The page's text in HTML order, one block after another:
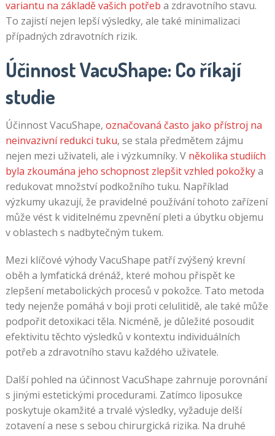
variantu na základě vašich potřeb a zdravotního stavu.
To zajistí nejen lepší výsledky, ale také minimalizaci
případných zdravotních rizik.
Účinnost VacuShape: Co říkají
studie
Účinnost VacuShape, označovaná často jako přístroj na
neinvazivní redukci tuku, se stala předmětem zájmu
nejen mezi uživateli, ale i výzkumníky. V několika studiích
byla zkoumána jeho schopnost zlepšit vzhled pokožkya
redukovat množství podkožního tuku. Například
výzkumy ukazují, že pravidelné používání tohoto zařízení
může vést k viditelnému zpevnění pleti a úbytku objemu
v oblastech s nadbytečným tukem.
Mezi klíčové výhody VacuShape patří zvýšený krevní
oběh a lymfatická drénáž, které mohou přispět ke
zlepšení metabolických procesů v pokožce. Tato metoda
tedy nejenže pomáhá v boji proti celulitidě, ale také může
podpořit detoxikaci těla. Nicméně, je důležité posoudit
efektivitu těchto výsledků v kontextu individuálních
potřeb a zdravotního stavu každého uživatele.
Další pohled na účinnost VacuShape zahrnuje porovnání
s jinými estetickými procedurami. Zatímco liposukce
poskytuje okamžité a trvalé výsledky, vyžaduje delší
zotavení a nese s sebou chirurgická rizika. Na druhé